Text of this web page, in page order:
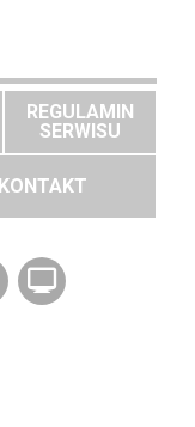
REGULAMIN
SERWISU
KONTAKT